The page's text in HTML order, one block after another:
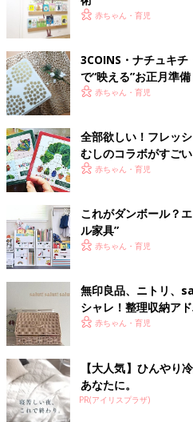
赤ちゃん・育児
3COINS・ナチュキ
で“映える”お正月準備
赤ちゃん・育児
全部欲しい！フレッ
むしのコラボがすごい
赤ちゃん・育児
これがダンボール？
ル家具”
赤ちゃん・育児
無印良品、ニトリ、
シャレ！整理収納ア
4選赤ちゃん・育児
【大人気】ひんやり
あなたに。
PR(アイリスプラザ)